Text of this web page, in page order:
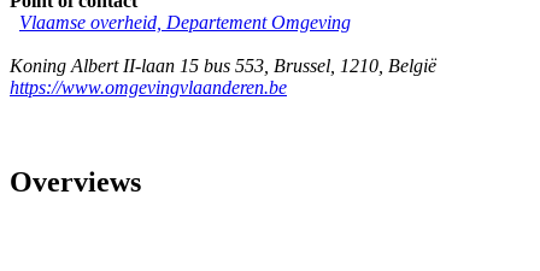
Vlaamse overheid, Departement Omgeving
Koning Albert II-laan 15 bus 553 Brussel 1210 België
https://www.omgevingvlaanderen.be
Overviews